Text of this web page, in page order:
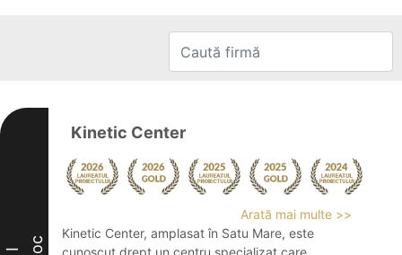
I Loc
Kinetic Center
Arată mai multe >>
Kinetic Center, amplasat în Satu Mare, este
cunoscut drept un centru specializat care